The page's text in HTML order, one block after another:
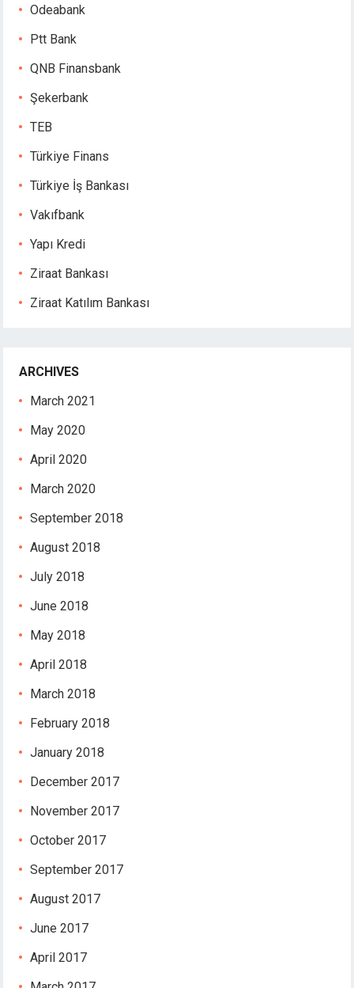
Odeabank
Ptt Bank
QNB Finansbank
Şekerbank
TEB
Türkiye Finans
Türkiye İş Bankası
Vakıfbank
Yapı Kredi
Ziraat Bankası
Ziraat Katılım Bankası
ARCHIVES
March 2021
May 2020
April 2020
March 2020
September 2018
August 2018
July 2018
June 2018
May 2018
April 2018
March 2018
February 2018
January 2018
December 2017
November 2017
October 2017
September 2017
August 2017
June 2017
April 2017